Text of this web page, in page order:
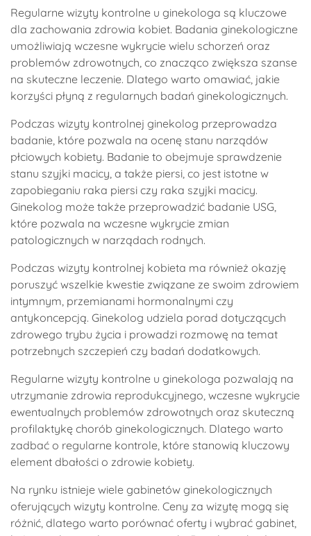
Regularne wizyty kontrolne u ginekologa są kluczowe
dla zachowania zdrowia kobiet. Badania ginekologiczne
umożliwiają wczesne wykrycie wielu schorzeń oraz
problemów zdrowotnych, co znacząco zwiększa szanse
na skuteczne leczenie. Dlatego warto omawiać, jakie
korzyści płyną z regularnych badań ginekologicznych.
Podczas wizyty kontrolnej ginekolog przeprowadza
badanie, które pozwala na ocenę stanu narządów
płciowych kobiety. Badanie to obejmuje sprawdzenie
stanu szyjki macicy, a także piersi, co jest istotne w
zapobieganiu raka piersi czy raka szyjki macicy.
Ginekolog może także przeprowadzić badanie USG,
które pozwala na wczesne wykrycie zmian
patologicznych w narządach rodnych.
Podczas wizyty kontrolnej kobieta ma również okazję
poruszyć wszelkie kwestie związane ze swoim zdrowiem
intymnym, przemianami hormonalnymi czy
antykoncepcją. Ginekolog udziela porad dotyczących
zdrowego trybu życia i prowadzi rozmowę na temat
potrzebnych szczepień czy badań dodatkowych.
Regularne wizyty kontrolne u ginekologa pozwalają na
utrzymanie zdrowia reprodukcyjnego, wczesne wykrycie
ewentualnych problemów zdrowotnych oraz skuteczną
profilaktykę chorób ginekologicznych. Dlatego warto
zadbać o regularne kontrole, które stanowią kluczowy
element dbałości o zdrowie kobiety.
Na rynku istnieje wiele gabinetów ginekologicznych
oferujących wizyty kontrolne. Ceny za wizytę mogą się
różnić, dlatego warto porównać oferty i wybrać gabinet,